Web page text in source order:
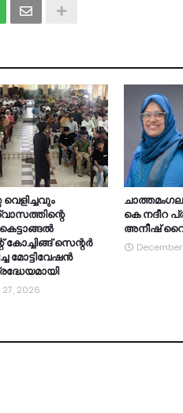
വെളിച്ചവും
സെന്റർ
മോട്ടിവേഷൻ
2026
കെ നദീറ
അനീഷ്